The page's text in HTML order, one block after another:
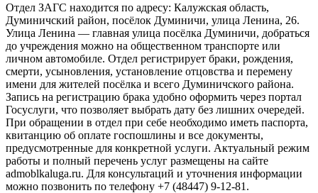
Отдел ЗАГС находится по адресу: Калужская область,
Думиничский район, посёлок Думиничи, улица Ленина, 26.
Улица Ленина — главная улица посёлка Думиничи, добраться
до учреждения можно на общественном транспорте или
личном автомобиле. Отдел регистрирует браки, рождения,
смерти, усыновления, установление отцовства и перемену
имени для жителей посёлка и всего Думиничского района.
Запись на регистрацию брака удобно оформить через портал
Госуслуги, что позволяет выбрать дату без лишних очередей.
При обращении в отдел при себе необходимо иметь паспорта,
квитанцию об оплате госпошлины и все документы,
предусмотренные для конкретной услуги. Актуальный режим
работы и полный перечень услуг размещены на сайте
admoblkaluga.ru. Для консультаций и уточнения информации
можно позвонить по телефону +7 (48447) 9-12-81.